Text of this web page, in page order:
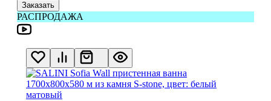
Заказать
РАСПРОДАЖА